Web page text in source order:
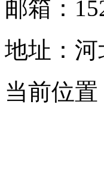
邮箱：
地址：
当前位置